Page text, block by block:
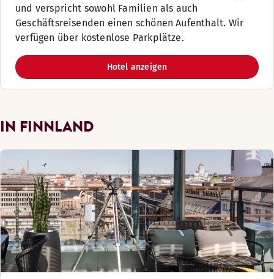
und verspricht sowohl Familien als auch
Geschäftsreisenden einen schönen Aufenthalt. Wir
verfügen über kostenlose Parkplätze.
Hotel anzeigen
IN FINNLAND